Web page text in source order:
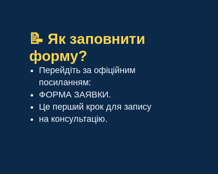
📝 Як заповнити
форму?
Перейдіть за офіційним
посиланням:
ФОРМА ЗАЯВКИ.
Це перший крок для запису
на консультацію.